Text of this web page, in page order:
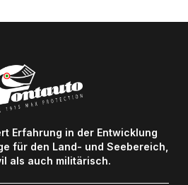
Zeichnung
Erfahrung in der Entwicklung
für den Land- und Seebereich,
als auch militärisch.